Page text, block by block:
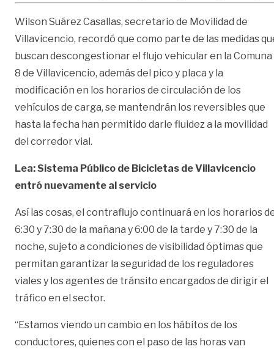
Wilson Suárez Casallas, secretario de Movilidad de
Villavicencio, recordó que como parte de las medidas
buscan descongestionar el flujo vehicular en la Comuna
8 de Villavicencio, además del pico y placa y la
modificación en los horarios de circulación de los
vehículos de carga, se mantendrán los reversibles que
hasta la fecha han permitido darle fluidez a la movilidad
del corredor vial.
Lea: Sistema Público de Bicicletas de Villavicencio
entró nuevamente al servicio
Así las cosas, el contraflujo continuará en los horarios
6:30 y 7:30 de la mañana y 6:00 de la tarde y 7:30 de la
noche, sujeto a condiciones de visibilidad óptimas que
permitan garantizar la seguridad de los reguladores
viales y los agentes de tránsito encargados de dirigir el
tráfico en el sector.
“Estamos viendo un cambio en los hábitos de los
conductores, quienes con el paso de las horas van